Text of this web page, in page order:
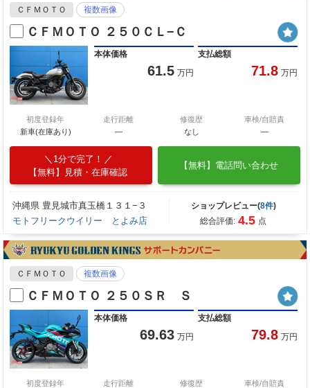
ＣＦＭＯＴＯ 複数画像
ＣＦＭＯＴＯ ２５０ＣＬ−Ｃ
本体価格
61.5 万円
支払総額
71.8 万円
初度登録年
新車(在庫あり)
走行距離
―
修復歴
なし
車検/自賠責
―
1分で完了！
【無料】見積・在庫確認
【無料】電話問い合わせ
沖縄県 豊見城市真玉橋１３１−３
モトフリークウイリー とよみ店
ショップレビュー(8件)
総合評価: 4.5 点
ＣＦＭＯＴＯ 複数画像
ＣＦＭＯＴＯ ２５０ＳＲ Ｓ
本体価格
69.63 万円
支払総額
79.8 万円
初度登録年
走行距離
修復歴
車検/自賠責